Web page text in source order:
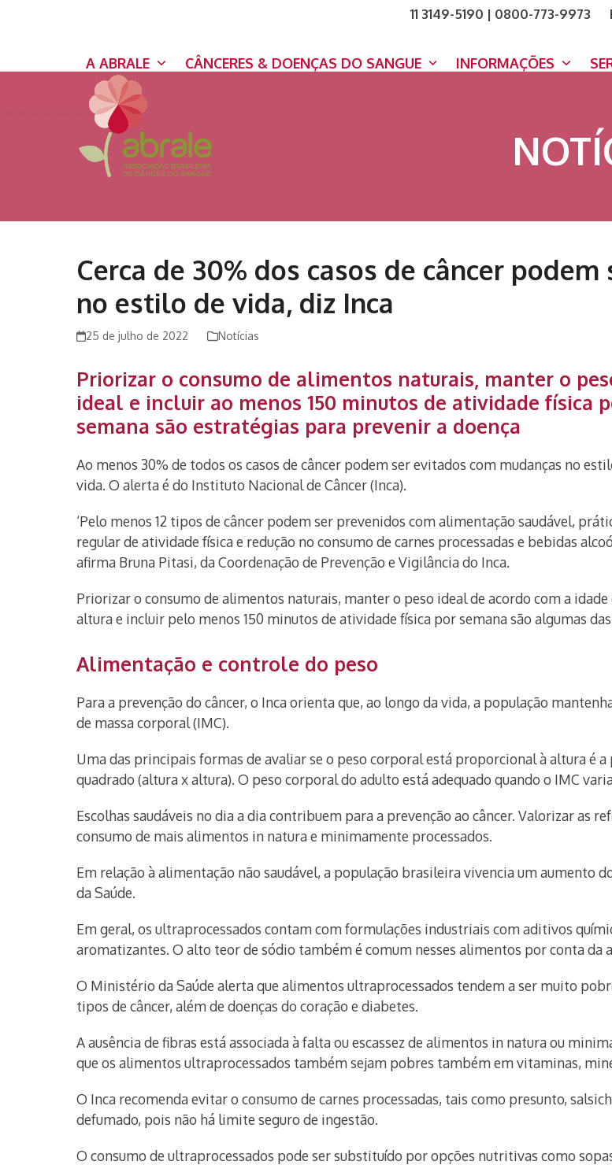
11 3149-5190 | 0800-773-9973
A ABRALE CÂNCERES & DOENÇAS DO SANGUE INFORMAÇÕES
Cerca de 30% dos casos de câncer
no estilo de vida, diz Inca
25 de julho de 2022 Notícias
Priorizar o consumo de alimentos naturais, manter o
ideal e incluir ao menos 150 minutos de atividade física
semana são estratégias para prevenir a doença
Ao menos 30% de todos os casos de câncer podem ser evitados com mudanças no
vida. O alerta é do Instituto Nacional de Câncer (Inca).
‘Pelo menos 12 tipos de câncer podem ser prevenidos com alimentação saudável,
regular de atividade física e redução no consumo de carnes processadas e bebidas
afirma Bruna Pitasi, da Coordenação de Prevenção e Vigilância do Inca.
Priorizar o consumo de alimentos naturais, manter o peso ideal de acordo com a idade
altura e incluir pelo menos 150 minutos de atividade física por semana são algumas
Alimentação e controle do peso
Para a prevenção do câncer, o Inca orienta que, ao longo da vida, a população
de massa corporal (IMC).
Uma das principais formas de avaliar se o peso corporal está proporcional à altura é
quadrado (altura x altura). O peso corporal do adulto está adequado quando o IMC
Escolhas saudáveis no dia a dia contribuem para a prevenção ao câncer. Valorizar as
consumo de mais alimentos in natura e minimamente processados.
Em relação à alimentação não saudável, a população brasileira vivencia um aumento
da Saúde.
Em geral, os ultraprocessados contam com formulações industriais com aditivos
aromatizantes. O alto teor de sódio também é comum nesses alimentos por conta da
O Ministério da Saúde alerta que alimentos ultraprocessados tendem a ser muito
tipos de câncer, além de doenças do coração e diabetes.
A ausência de fibras está associada à falta ou escassez de alimentos in natura ou
que os alimentos ultraprocessados também sejam pobres também em vitaminas,
O Inca recomenda evitar o consumo de carnes processadas, tais como presunto,
defumado, pois não há limite seguro de ingestão.
O consumo de ultraprocessados pode ser substituído por opções nutritivas como